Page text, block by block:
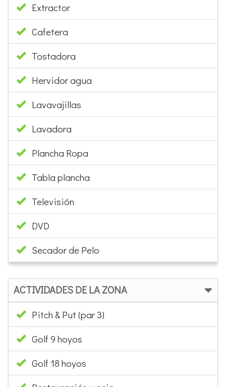
Extractor
Cafetera
Tostadora
Hervidor agua
Lavavajillas
Lavadora
Plancha Ropa
Tabla plancha
Televisión
DVD
Secador de Pelo
ACTIVIDADES DE LA ZONA
Pitch & Put (par 3)
Golf 9 hoyos
Golf 18 hoyos